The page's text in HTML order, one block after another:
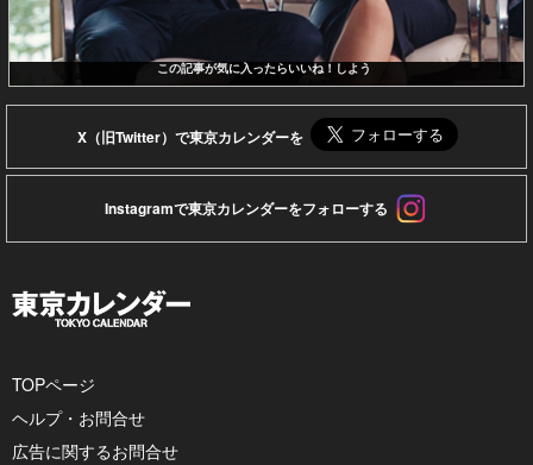
この記事が気に入ったらいいね！しよう
X（旧Twitter）で東京カレンダーを
Instagramで東京カレンダーをフォローする
TOPページ
ヘルプ・お問合せ
広告に関するお問合せ